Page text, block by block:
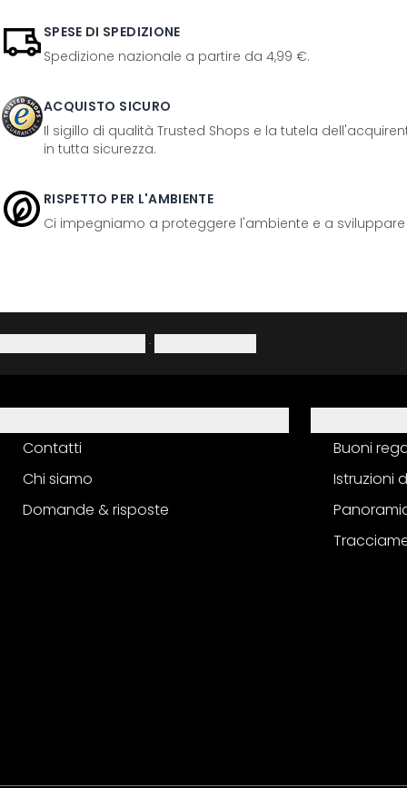
SPESE DI SPEDIZIONE
Spedizione nazionale a partire da 4,99 €.
ACQUISTO SICURO
Il sigillo di qualità Trusted Shops e la tutela
in tutta sicurezza.
RISPETTO PER L'AMBIENTE
Ci impegniamo a proteggere l'ambiente e a
·
Contatti
Chi siamo
Domande & risposte
Buoni
Istruzioni